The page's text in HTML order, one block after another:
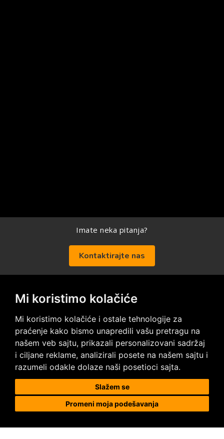
Mi koristimo kolačiće
Mi koristimo kolačiće i ostale tehnologije za
praćenje kako bismo unapredili vašu pretragu na
našem veb sajtu, prikazali personalizovani sadržaj
i ciljane reklame, analizirali posete na našem sajtu i
razumeli odakle dolaze naši posetioci sajta.
Slažem se
Promeni moja podešavanja
Imate neka pitanja?
Kontaktirajte nas
Posetite nas na društvenim mrežama
Prodaja i ugradnja podnih obloga
Megapod d.o.o.